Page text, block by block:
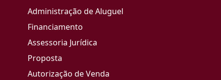
Administração de Aluguel
Financiamento
Assessoria Jurídica
Proposta
Autorização de Venda